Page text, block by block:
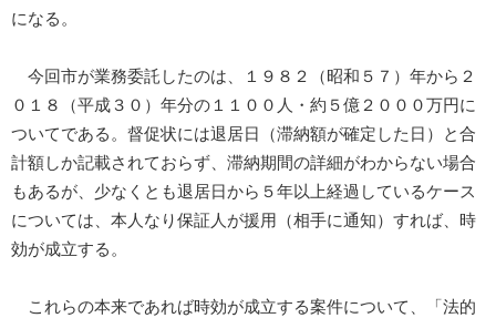
になる。
今回市が業務委託したのは、１９８２（昭和５７）年から２
０１８（平成３０）年分の１１００人・約５億２０００万円に
ついてである。督促状には退居日（滞納額が確定した日）と合
計額しか記載されておらず、滞納期間の詳細がわからない場合
もあるが、少なくとも退居日から５年以上経過しているケース
については、本人なり保証人が援用（相手に通知）すれば、時
効が成立する。
これらの本来であれば時効が成立する案件について、「法的